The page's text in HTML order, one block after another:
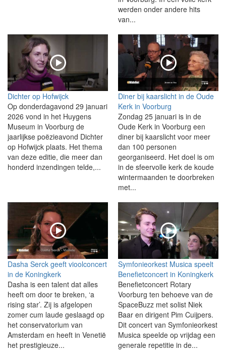
werden onder andere hits
van...
Dichter op Hofwijck
Op donderdagavond 29 januari
2026 vond in het Huygens
Museum in Voorburg de
jaarlijkse poëzieavond Dichter
op Hofwijck plaats. Het thema
van deze editie, die meer dan
honderd inzendingen telde,...
Diner bij kaarslicht in de Oude
Kerk in Voorburg
Zondag 25 januari is in de
Oude Kerk in Voorburg een
diner bij kaarslicht voor meer
dan 100 personen
georganiseerd. Het doel is om
in de sfeervolle kerk de koude
wintermaanden te doorbreken
met...
Dasha Serck geeft vioolconcert
in de Koningkerk
Dasha is een talent dat alles
heeft om door te breken, ‘a
rising star’. Zij is afgelopen
zomer cum laude geslaagd op
het conservatorium van
Amsterdam en heeft in Venetië
het prestigieuze...
Symfonieorkest Musica speelt
Benefietconcert in Koningkerk
Benefietconcert Rotary
Voorburg ten behoeve van de
SpaceBuzz met solist Niek
Baar en dirigent Pim Cuijpers.
Dit concert van Symfonieorkest
Musica speelde op vrijdag een
generale repetitie in de...